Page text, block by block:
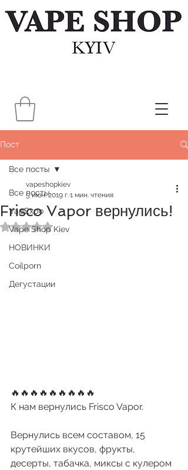
Пост
Все посты
VapExpo
Vape Shop Kiev
НОВИНКИ
Coilporn
Дегустации
Все посты
Frisco Vapor вернулись!
vapeshopkiev
5 июн. 2019 г. 1 мин. чтения
Оценка: не число из 5 звезд.
🔥🔥🔥🔥🔥🔥🔥🔥🔥
К нам вернулись Frisco Vapor.
Вернулись всем составом, 15
крутейших вкусов, фрукты,
десерты, табачка, миксы с кулером